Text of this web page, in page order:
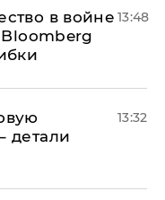
в войне 13:48
детали
13:32